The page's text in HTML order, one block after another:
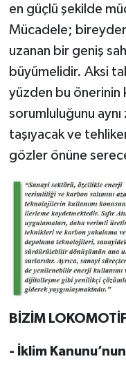
en güçlü şekilde
Mücadele;
uzanan bir geniş
büyümelidir. Aksi
yüzden bu önerinin
sorumluluğunu
taşıyacak ve
gözler önüne
BİZİM
- İklim